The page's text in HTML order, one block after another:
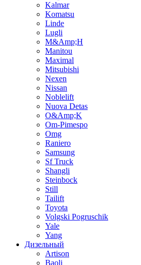
Kalmar
Komatsu
Linde
Lugli
M&Amp;H
Manitou
Maximal
Mitsubishi
Nexen
Nissan
Noblelift
Nuova Detas
O&Amp;K
Om-Pimespo
Omg
Raniero
Samsung
Sf Truck
Shangli
Steinbock
Still
Tailift
Toyota
Volgski Pogruschik
Yale
Yang
Дизельный
Artison
Baoli